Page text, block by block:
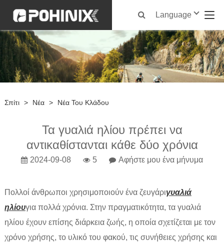
Language
Σπίτι > Νέα > Νέα Του Κλάδου
Τα γυαλιά ηλίου πρέπει να
αντικαθίστανται κάθε δύο χρόνια
2024-09-08 5 Αφήστε μου ένα μήνυμα
Πολλοί άνθρωποι χρησιμοποιούν ένα ζευγάριγυαλιά
ηλίουγια πολλά χρόνια. Στην πραγματικότητα, τα γυαλιά
ηλίου έχουν επίσης διάρκεια ζωής, η οποία σχετίζεται με τον
χρόνο χρήσης, το υλικό του φακού, τις συνήθειες χρήσης και